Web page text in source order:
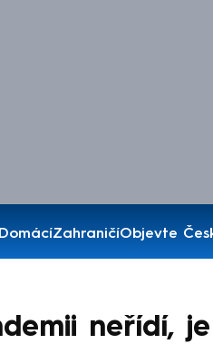
DomácíZahraničíObjevte
neřídí,